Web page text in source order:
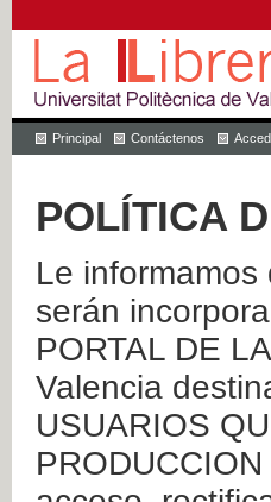
Principal Contáctenos
POLÍTICA
Le
serán
PORTAL DE
Valencia
USUARIOS